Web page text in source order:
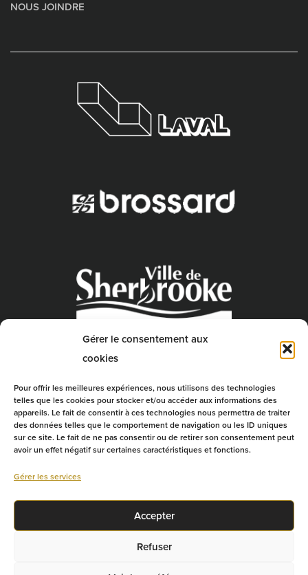
Gérer le consentement aux
cookies
Pour offrir les meilleures expériences, nous utilisons des technologies
telles que les cookies pour stocker et/ou accéder aux informations des
appareils. Le fait de consentir à ces technologies nous permettra de traiter
des données telles que le comportement de navigation ou les ID uniques
sur ce site. Le fait de ne pas consentir ou de retirer son consentement peut
avoir un effet négatif sur certaines caractéristiques et fonctions.
Gérer les services
Accepter
Refuser
NOUS JOINDRE